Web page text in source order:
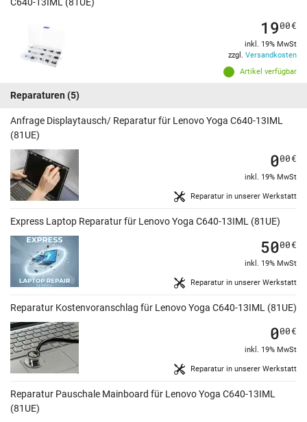
C640-13IML (81UE)
Artikel verfügbar
1900€
inkl. 19% MwSt
zzgl. Versandkosten
Reparaturen (5)
Anfrage Displaytausch/ Reparatur für Lenovo Yoga C640-13IML
(81UE)
Reparatur in unserer Werkstatt
000€
inkl. 19% MwSt
Express Laptop Reparatur für Lenovo Yoga C640-13IML (81UE)
Reparatur in unserer Werkstatt
5000€
inkl. 19% MwSt
Reparatur Kostenvoranschlag für Lenovo Yoga C640-13IML (81UE)
Reparatur in unserer Werkstatt
000€
inkl. 19% MwSt
Reparatur Pauschale Mainboard für Lenovo Yoga C640-13IML
(81UE)